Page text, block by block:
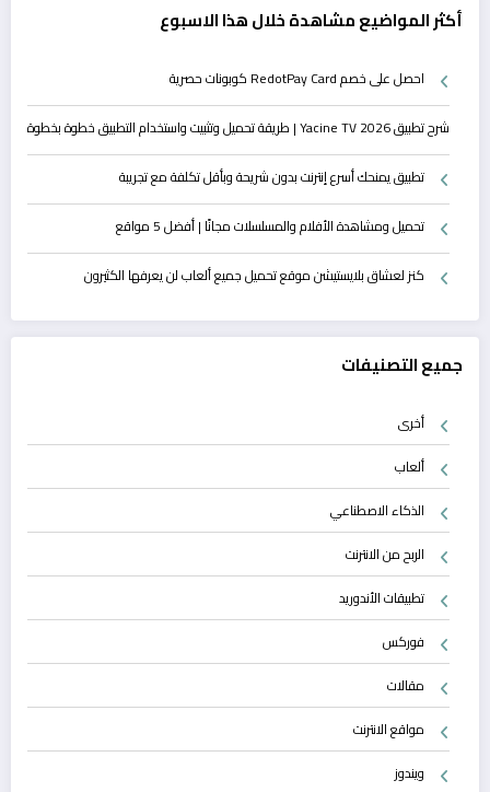
أكثر المواضيع مشاهدة خلال هذا الاسبوع
احصل على خصم RedotPay Card كوبونات حصرية
شرح تطبيق Yacine TV 2026 | طريقة تحميل وتثبيت واستخدام التطبيق خطوة بخطوة
تطبيق يمنحك أسرع إنترنت بدون شريحة وبأقل تكلفة مع تجريبة
تحميل ومشاهدة الأفلام والمسلسلات مجانًا | أفضل 5 مواقع
كنز لعشاق بلايستيشن موقع تحميل جميع ألعاب لن يعرفها الكثيرون
جميع التصنيفات
أخرى
ألعاب
الذكاء الاصطناعي
الربح من الانترنت
تطبيقات الأندوريد
فوركس
مقالات
مواقع الانترنت
ويندوز